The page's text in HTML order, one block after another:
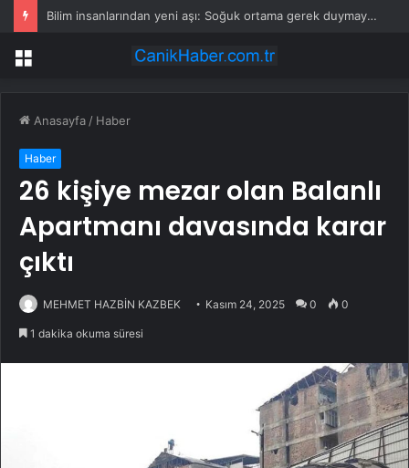
Bilim insanlarından yeni aşı: Soğuk ortama gerek duymayan toz aşı geliştirildi
Menü
Anasayfa / Haber
Haber
26 kişiye mezar olan Balanlı
Apartmanı davasında karar
çıktı
MEHMET HAZBİN KAZBEK Kasım 24, 2025 0 0
1 dakika okuma süresi